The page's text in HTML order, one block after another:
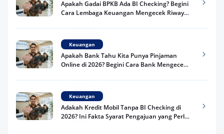
Apakah Gadai BPKB Ada BI Checking? Begini
Cara Lembaga Keuangan Mengecek Riwayat
Keuangan
Apakah Bank Tahu Kita Punya Pinjaman
Online di 2026? Begini Cara Bank Mengecek
Keuangan
Adakah Kredit Mobil Tanpa BI Checking di
2026? Ini Fakta Syarat Pengajuan yang Perlu